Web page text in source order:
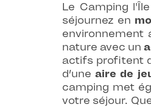
Le Camping
séjournez en
environnement
nature avec un
actifs profitent
d’uneaire de
camping met
votre séjour.